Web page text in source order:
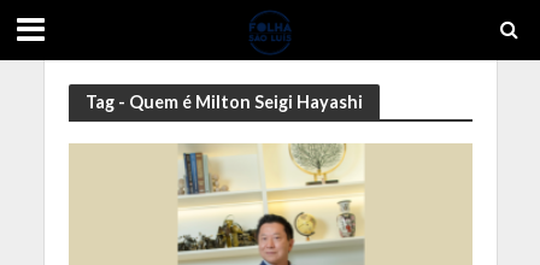
Tag - Quem é Milton Seigi Hayashi